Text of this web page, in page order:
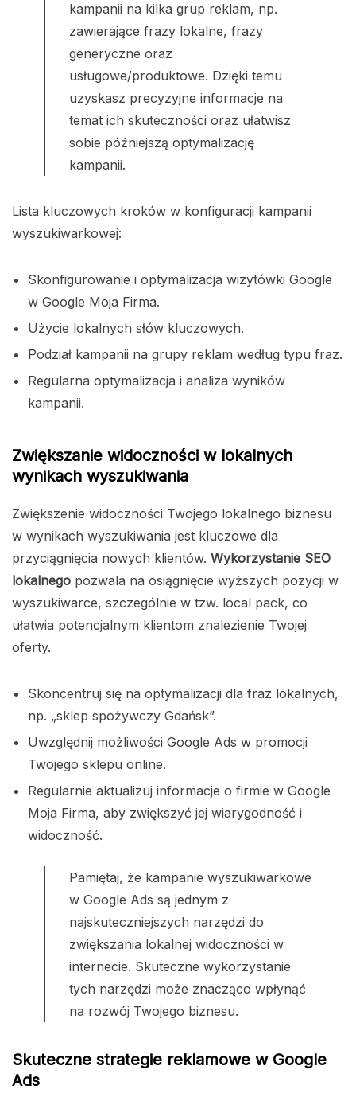
kampanii na kilka grup reklam, np.
zawierające frazy lokalne, frazy
generyczne oraz
usługowe/produktowe. Dzięki temu
uzyskasz precyzyjne informacje na
temat ich skuteczności oraz ułatwisz
sobie późniejszą optymalizację
kampanii.
Lista kluczowych kroków w konfiguracji kampanii
wyszukiwarkowej:
Skonfigurowanie i optymalizacja wizytówki Google
w Google Moja Firma.
Użycie lokalnych słów kluczowych.
Podział kampanii na grupy reklam według typu fraz.
Regularna optymalizacja i analiza wyników
kampanii.
Zwiększanie widoczności w lokalnych
wynikach wyszukiwania
Zwiększenie widoczności Twojego lokalnego biznesu
w wynikach wyszukiwania jest kluczowe dla
przyciągnięcia nowych klientów. Wykorzystanie SEO
lokalnego pozwala na osiągnięcie wyższych pozycji w
wyszukiwarce, szczególnie w tzw. local pack, co
ułatwia potencjalnym klientom znalezienie Twojej
oferty.
Skoncentruj się na optymalizacji dla fraz lokalnych,
np. „sklep spożywczy Gdańsk”.
Uwzględnij możliwości Google Ads w promocji
Twojego sklepu online.
Regularnie aktualizuj informacje o firmie w Google
Moja Firma, aby zwiększyć jej wiarygodność i
widoczność.
Pamiętaj, że kampanie wyszukiwarkowe
w Google Ads są jednym z
najskuteczniejszych narzędzi do
zwiększania lokalnej widoczności w
internecie. Skuteczne wykorzystanie
tych narzędzi może znacząco wpłynąć
na rozwój Twojego biznesu.
Skuteczne strategie reklamowe w Google
Ads